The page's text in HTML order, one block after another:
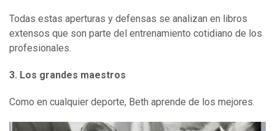
Todas estas aperturas y defensas se analizan en libros
extensos que son parte del entrenamiento cotidiano de los
profesionales.
3. Los grandes maestros
Como en cualquier deporte, Beth aprende de los mejores.